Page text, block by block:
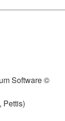
Software ©
Pettis)